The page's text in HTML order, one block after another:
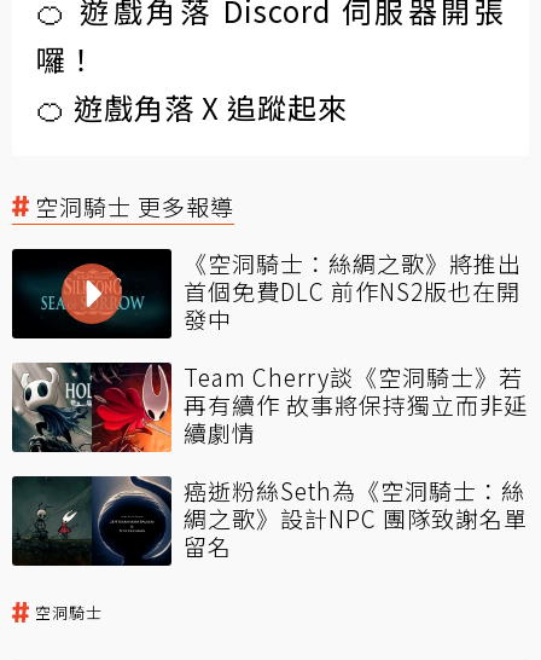
🍊 遊戲角落 Discord 伺服器開張
囉！
🍊 遊戲角落 X 追蹤起來
空洞騎士 更多報導
《空洞騎士：絲綢之歌》將推出
首個免費DLC 前作NS2版也在開
發中
Team Cherry談《空洞騎士》若
再有續作 故事將保持獨立而非延
續劇情
癌逝粉絲Seth為《空洞騎士：絲
綢之歌》設計NPC 團隊致謝名單
留名
空洞騎士